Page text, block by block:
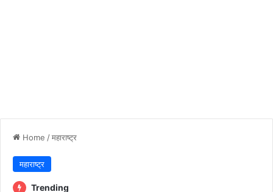
Home /महाराष्ट्र
महाराष्ट्र
Trending